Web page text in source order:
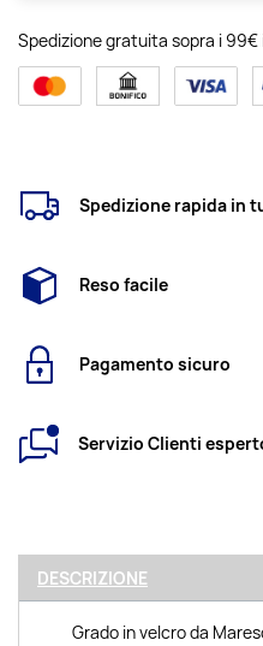
Spedizione gratuita sopra i
Spedizione rapida in
Reso facile
Pagamento sicuro
Servizio Clienti
DESCRIZIONE
Grado in velcro da